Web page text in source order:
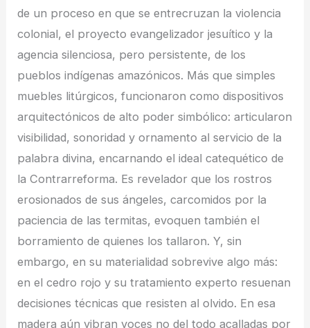
de un proceso en que se entrecruzan la violencia
colonial, el proyecto evangelizador jesuítico y la
agencia silenciosa, pero persistente, de los
pueblos indígenas amazónicos. Más que simples
muebles litúrgicos, funcionaron como dispositivos
arquitectónicos de alto poder simbólico: articularon
visibilidad, sonoridad y ornamento al servicio de la
palabra divina, encarnando el ideal catequético de
la Contrarreforma. Es revelador que los rostros
erosionados de sus ángeles, carcomidos por la
paciencia de las termitas, evoquen también el
borramiento de quienes los tallaron. Y, sin
embargo, en su materialidad sobrevive algo más:
en el cedro rojo y su tratamiento experto resuenan
decisiones técnicas que resisten al olvido. En esa
madera aún vibran voces no del todo acalladas por